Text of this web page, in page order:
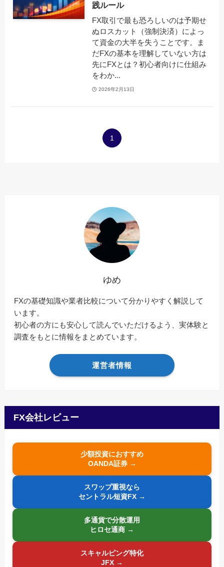
践ルール
FX取引で最も恐ろしいのは予期せ
ぬロスカット（強制決済）によっ
て資金の大半を失うことです。ま
だFXの基本を理解していない方は
先にFXとは？初心者向けに仕組み
をわか...
2026年2月13日
1
ゆめ
FXの基礎知識や業者比較について分かりやすく解説して
います。
初心者の方にも安心して読んでいただけるよう、実体験と
調査をもとに情報をまとめています。
運営者情報
FX会社レビュー
少額投資におすすめ
OANDA証券 →
スワップ重視なら
セントラル短資FX →
多通貨で分散運用
ヒロセ通商 →
スキャルピング特化
JFX →